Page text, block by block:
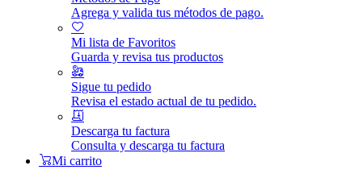
Agrega y valida tus métodos de pago.
Mi lista de Favoritos
Guarda y revisa tus productos
Sigue tu pedido
Revisa el estado actual de tu pedido.
Descarga tu factura
Consulta y descarga tu factura
Mi carrito